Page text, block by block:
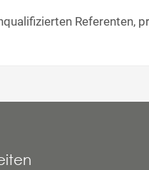
Referenten,